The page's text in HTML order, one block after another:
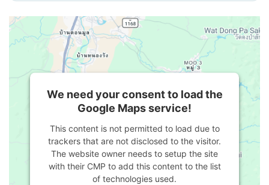
We need your consent to load the
Google Maps service!
This content is not permitted to load due to
trackers that are not disclosed to the visitor.
The website owner needs to setup the site
with their CMP to add this content to the list
of technologies used.